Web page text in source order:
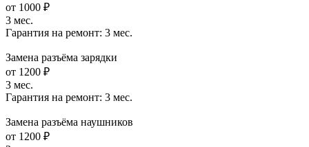
от 1000 ₽
3 мес.
Гарантия на ремонт: 3 мес.
Замена разъёма зарядки
от 1200 ₽
3 мес.
Гарантия на ремонт: 3 мес.
Замена разъёма наушников
от 1200 ₽